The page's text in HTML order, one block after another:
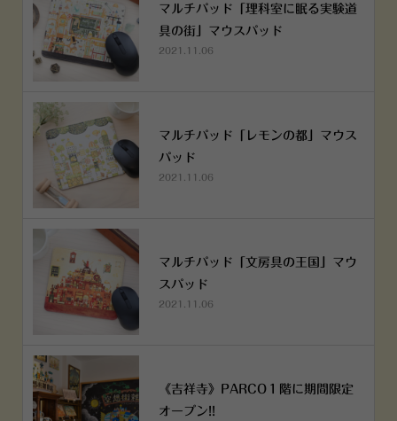
マルチパッド「理科室に眠る実験道
具の街」マウスパッド
2021.11.06
マルチパッド「レモンの都」マウス
パッド
2021.11.06
マルチパッド「文房具の王国」マウ
スパッド
2021.11.06
《吉祥寺》PARCO１階に期間限定
オープン!!